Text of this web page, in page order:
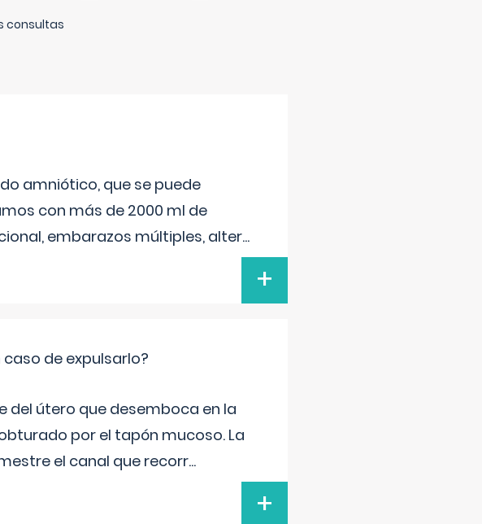
consultas
amniótico, que se puede
con más de 2000 ml de
embarazos múltiples, alter...
+
de expulsarlo?
del útero que desemboca en la
por el tapón mucoso. La
el canal que recorr...
+